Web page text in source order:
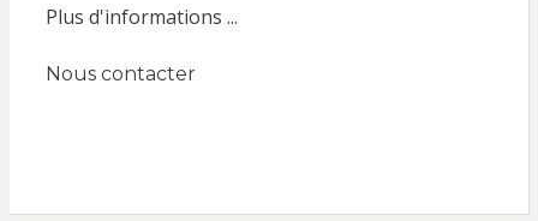
Plus d'informations ...
Nous contacter